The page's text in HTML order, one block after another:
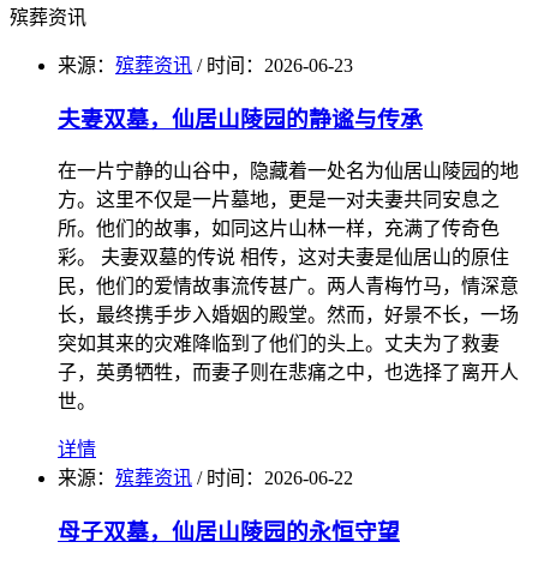
殡葬资讯
来源： 殡葬资讯 / 时间： 2026-06-23
夫妻双墓，仙居山陵园的静谧与传承
在一片宁静的山谷中，隐藏着一处名为仙居山陵园的地
方。这里不仅是一片墓地，更是一对夫妻共同安息之
所。他们的故事，如同这片山林一样，充满了传奇色
彩。 夫妻双墓的传说 相传，这对夫妻是仙居山的原住
民，他们的爱情故事流传甚广。两人青梅竹马，情深意
长，最终携手步入婚姻的殿堂。然而，好景不长，一场
突如其来的灾难降临到了他们的头上。丈夫为了救妻
子，英勇牺牲，而妻子则在悲痛之中，也选择了离开人
世。
详情
来源： 殡葬资讯 / 时间： 2026-06-22
母子双墓，仙居山陵园的永恒守望